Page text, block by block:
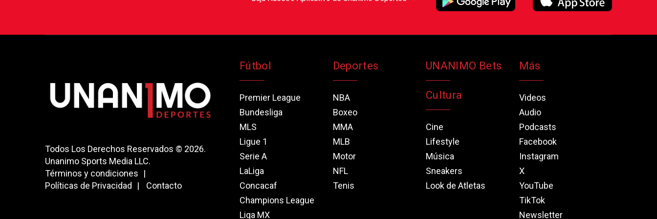
Todos Los Derechos Reservados © 2026.
Unanimo Sports Media LLC.
Términos y condiciones
Políticas de Privacidad
Contacto
Fútbol
Premier League
Bundesliga
MLS
Ligue 1
Serie A
LaLiga
Concacaf
Champions League
Liga MX
Deportes
NBA
Boxeo
MMA
MLB
Motor
NFL
Tenis
UNANIMO Bets
Cultura
Cine
Lifestyle
Música
Sneakers
Look de Atletas
Más
Videos
Audio
Podcasts
Facebook
Instagram
X
YouTube
TikTok
Newsletter